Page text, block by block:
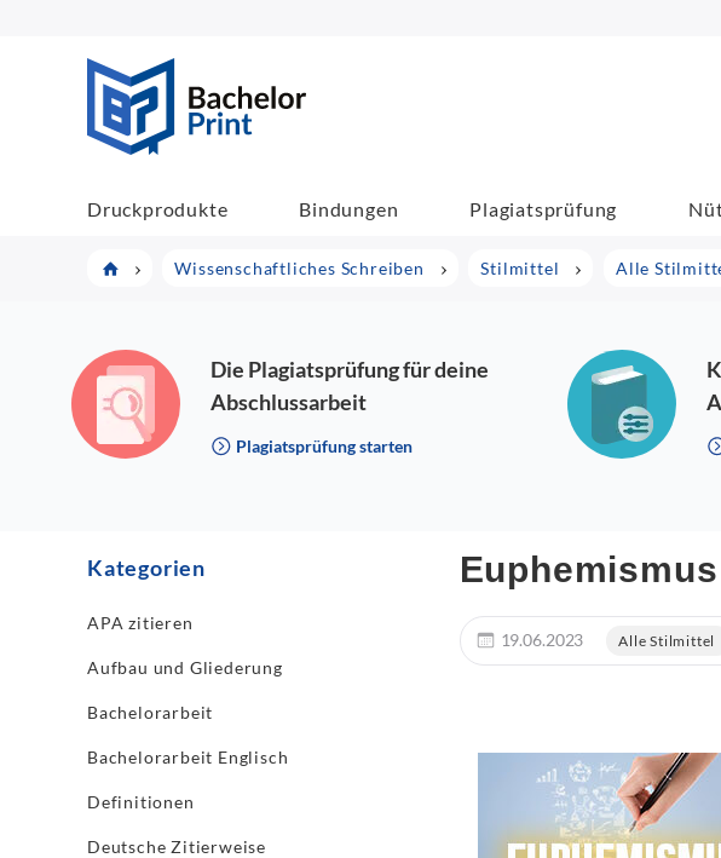
Druckprodukte Bindungen Plagiatsprüfung
Wissenschaftliches Schreiben Stilmittel Alle
Die Plagiatsprüfung für deine
Abschlussarbeit
Plagiatsprüfung starten
Kategorien
APA zitieren
Aufbau und Gliederung
Bachelorarbeit
Bachelorarbeit Englisch
Definitionen
Deutsche Zitierweise
19.06.2023 Alle Stilmittel